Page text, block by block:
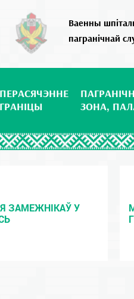
Ваенны
пагранічнай
ПЕРАСЯЧЭННЕ
ГРАНІЦЫ
ЗОНА,
ЗАМЕЖНІКАЎ У